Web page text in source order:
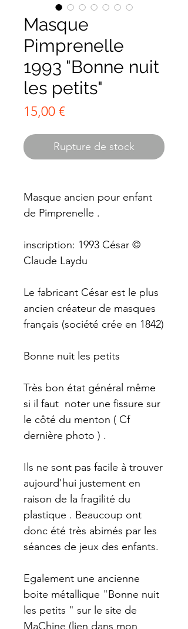
Masque
Pimprenelle
1993 "Bonne nuit
les petits"
15,00 €
Rupture de stock
Masque ancien pour enfant
de Pimprenelle .
inscription: 1993 César ©
Claude Laydu
Le fabricant César est le plus
ancien créateur de masques
français (société crée en 1842)
Bonne nuit les petits
Très bon état général même
si il faut noter une fissure sur
le côté du menton ( Cf
dernière photo ) .
Ils ne sont pas facile à trouver
aujourd'hui justement en
raison de la fragilité du
plastique . Beaucoup ont
donc été très abimés par les
séances de jeux des enfants.
Egalement une ancienne
boite métallique "Bonne nuit
les petits " sur le site de
MaChine (lien dans mon